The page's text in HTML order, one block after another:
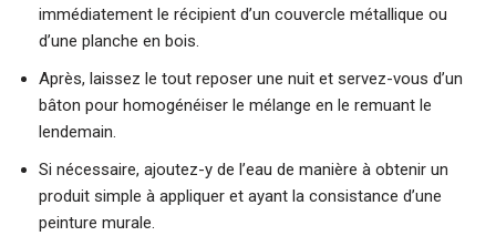
immédiatement le récipient d’un couvercle métallique ou
d’une planche en bois.
Après, laissez le tout reposer une nuit et servez-vous d’un
bâton pour homogénéiser le mélange en le remuant le
lendemain.
Si nécessaire, ajoutez-y de l’eau de manière à obtenir un
produit simple à appliquer et ayant la consistance d’une
peinture murale.